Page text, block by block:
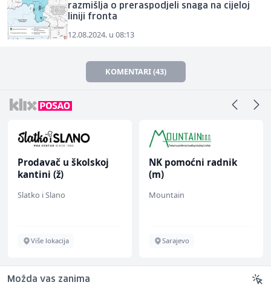
razmišlja o preraspodjeli snaga na cijeloj
liniji fronta
12.08.2024. u 08:13
KOMENTARI (43)
Prodavač u školskoj
kantini (ž)
Slatko i Slano
Više lokacija
NK pomoćni radnik
(m)
Mountain
Sarajevo
Možda vas zanima